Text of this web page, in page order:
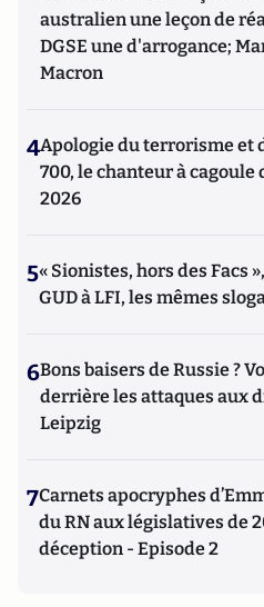
australien une leçon de
DGSE une d'arrogance;
Macron
4Apologie du terrorisme et
700, le chanteur à cagoule
2026
5« Sionistes, hors des Facs
GUD à LFI, les mêmes
6Bons baisers de Russie ?
derrière les attaques aux
Leipzig
7Carnets apocryphes
du RN aux législatives de
déception - Episode 2